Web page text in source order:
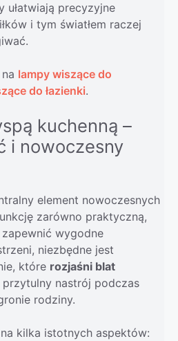
ułatwiają precyzyjne
i tym światłem raczej
lampy wiszące do
do łazienki.
kuchenną –
i nowoczesny
element nowoczesnych
zarówno praktyczną,
wygodne
niezbędne jest
które rozjaśni blat
nastrój podczas
rodziny.
kilka istotnych aspektów: